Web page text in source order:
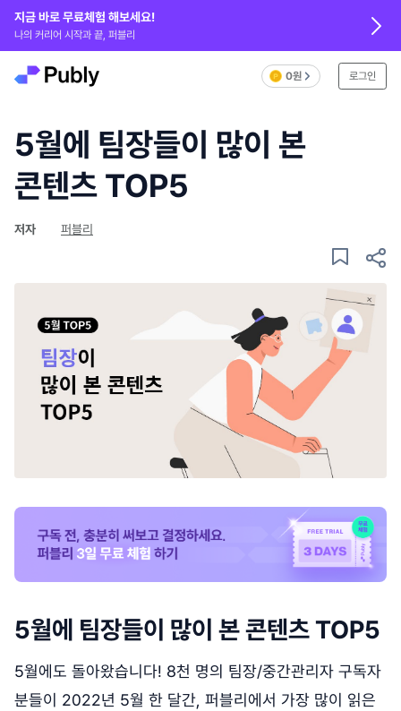
지금 바로 무료체험 해보세요!
나의 커리어 시작과 끝, 퍼블리
0원 로그인
5월에 팀장들이 많이 본
콘텐츠 TOP5
저자 퍼블리
5월에 팀장들이 많이 본 콘텐츠 TOP5
5월에도 돌아왔습니다! 8천 명의 팀장/중간관리자 구독자
분들이 2022년 5월 한 달간, 퍼블리에서 가장 많이 읽은